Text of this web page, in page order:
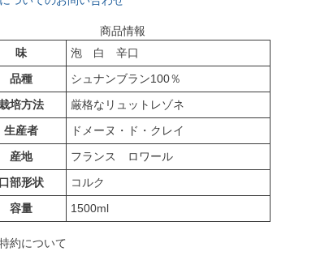
商品情報
味
泡 白 辛口
品種
シュナンブラン100％
培方法
厳格なリュットレゾネ
生産者
ドメーヌ・ド・クレイ
産地
フランス ロワール
口部形状
コルク
容量
1500ml
約について